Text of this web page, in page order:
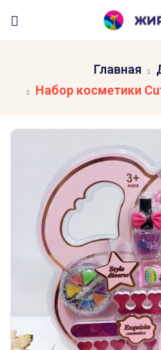
Главная
Набор косметики